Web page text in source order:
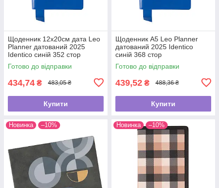
Щоденник 12х20cм дата Leo
Planner датований 2025
Identico синій 352 стор
Готово до відправки
434,74 ₴ 483,05 ₴
Купити
Щоденник А5 Leo Planner
датований 2025 Identico
синій 368 стор
Готово до відправки
439,52 ₴ 488,36 ₴
Купити
Новинка –10% Новинка –10%